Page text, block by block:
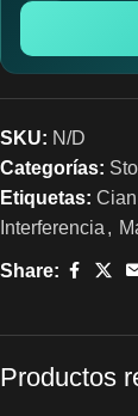
SKU: N/D
Categorías:
Etiquetas: Cian
Interferencia ,
Share:
Productos